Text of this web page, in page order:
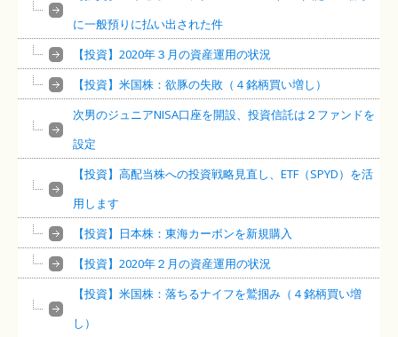
に一般預りに払い出された件
【投資】2020年３月の資産運用の状況
【投資】米国株：欲豚の失敗（４銘柄買い増し）
次男のジュニアNISA口座を開設、投資信託は２ファンドを
設定
【投資】高配当株への投資戦略見直し、ETF（SPYD）を活
用します
【投資】日本株：東海カーボンを新規購入
【投資】2020年２月の資産運用の状況
【投資】米国株：落ちるナイフを鷲掴み（４銘柄買い増
し）